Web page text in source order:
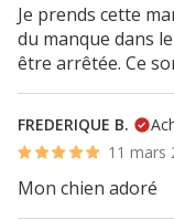
Je prends cette
du manque dans
être arrêtée. Ce
FREDERIQUE B.
11 mars
Mon chien adoré